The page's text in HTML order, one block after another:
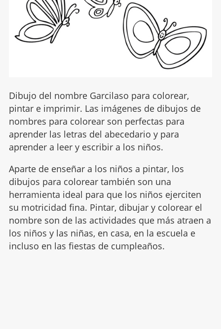
Dibujo del nombre Garcilaso para colorear,
pintar e imprimir. Las imágenes de dibujos de
nombres para colorear son perfectas para
aprender las letras del abecedario y para
aprender a leer y escribir a los niños.
Aparte de enseñar a los niños a pintar, los
dibujos para colorear también son una
herramienta ideal para que los niños ejerciten
su motricidad fina. Pintar, dibujar y colorear el
nombre son de las actividades que más atraen a
los niños y las niñas, en casa, en la escuela e
incluso en las fiestas de cumpleaños.